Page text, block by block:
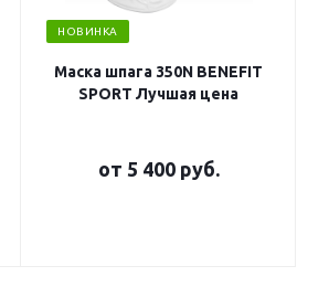
НОВИНКА
Маска шпага 350N BENEFIT
SPORT Лучшая цена
от 5 400 руб.